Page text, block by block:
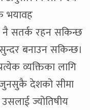
भयावह
नै सतर्क रहन सकिन्छ
बनाउन सकिन्छ।
व्यक्तिका लागि
जुनसुकै देशको सीमा
ज्योतिषीय